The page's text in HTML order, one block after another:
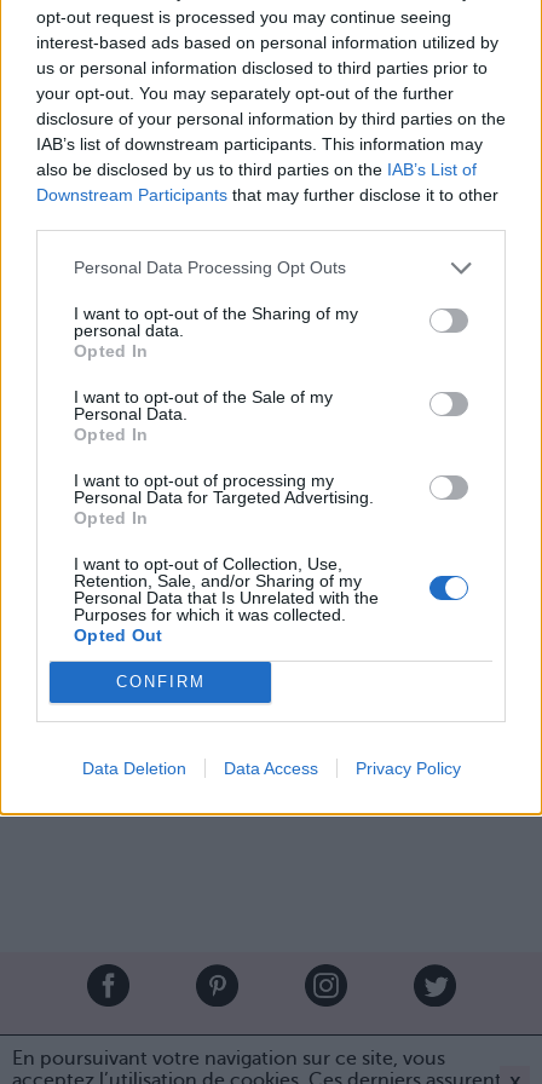
opt-out request is processed you may continue seeing
interest-based ads based on personal information utilized by
us or personal information disclosed to third parties prior to
your opt-out. You may separately opt-out of the further
disclosure of your personal information by third parties on the
IAB’s list of downstream participants. This information may
also be disclosed by us to third parties on the IAB’s List of
Downstream Participants that may further disclose it to other
Personal Data Processing Opt Outs
I want to opt-out of the Sharing of my
personal data.
Opted In
I want to opt-out of the Sale of my
Personal Data.
Opted In
I want to opt-out of processing my
Personal Data for Targeted Advertising.
Opted In
I want to opt-out of Collection, Use,
Retention, Sale, and/or Sharing of my
Personal Data that Is Unrelated with the
Purposes for which it was collected.
Opted Out
CONFIRM
Data Deletion Data Access Privacy Policy
En poursuivant votre navigation sur ce site, vous
Le projet n'amême pasété reconnu par J.K. Rowling
traite de lacrise des 25 ans de l'héroïne de Harry Potter…
mais sans l'héroïne de Harry Potter !
Dans ce scénario, Hermione lâche tout : elle quitte Ron
elle quitte le monde des sorciers et part s'installer en ville,
à Los Angeles !
Bon, même si elle nous prend pour des poires, on avoue
que le concept de la mini-série nous intrigue quand
Lancer le diaporama
Crédit Photo / Pinterest1,2,3,4
Partager sur Facebook
Brandeploy Qui sommes-nous ? Presse
Annonceur
Mentions légales
Contact